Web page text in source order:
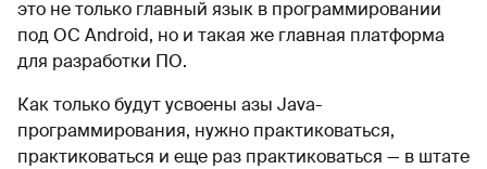
это не только главный язык в программировании
под ОС Android, но и такая же главная платформа
для разработки ПО.
Как только будут усвоены азы Java-
программирования, нужно практиковаться,
практиковаться и еще раз практиковаться — в штате